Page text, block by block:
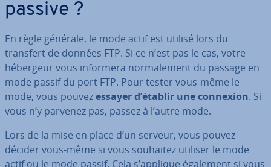
passive ?
En règle générale, le mode actif est utilisé lors du
transfert de données FTP. Si ce n’est pas le cas, votre
hébergeur vous informera nor­ma­le­ment du passage en
mode passif du port FTP. Pour tester vous-même le
mode, vous pouvezessayer d’établir une connexion. Si
vous n’y parvenez pas, passez à l’autre mode.
Lors de la mise en place d’un serveur, vous pouvez
décider vous-même si vous souhaitez utiliser le mode
actif ou le mode passif. Cela s’applique également si vous